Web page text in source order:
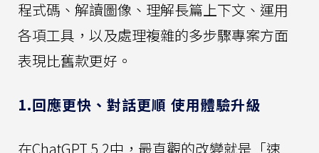
程式碼、解讀圖像、理解長篇上下文、運用
各項工具，以及處理複雜的多步驟專案方面
表現比舊款更好。
1.回應更快、對話更順 使用體驗升級
在ChatGPT 5.2中，最直觀的改變就是「速